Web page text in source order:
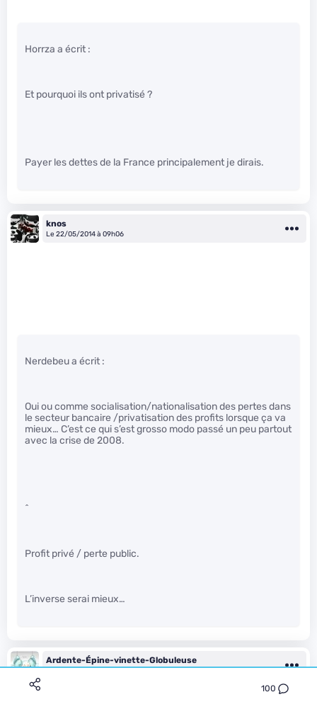
100
Horrza a écrit :
Et pourquoi ils ont privatisé ?
Payer les dettes de la France principalement je dirais.
knos
Le 22/05/2014 à 09h06
Nerdebeu a écrit :
Oui ou comme socialisation/nationalisation des pertes dans
le secteur bancaire /privatisation des profits lorsque ça va
mieux… C’est ce qui s’est grosso modo passé un peu partout
avec la crise de 2008.
^
Profit privé / perte public.
L’inverse serai mieux…
Ardente-Épine-vinette-Globuleuse